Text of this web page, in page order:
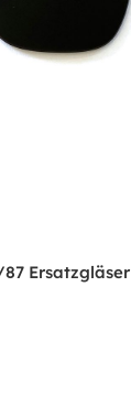
87 Ersatzgläser